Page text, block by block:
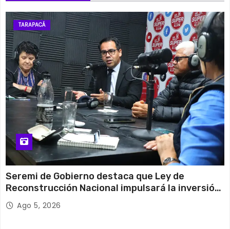
TARAPACÁ
Seremi de Gobierno destaca que Ley de
Reconstrucción Nacional impulsará la inversión
y el empleo en Tarapacá
Ago 5, 2026